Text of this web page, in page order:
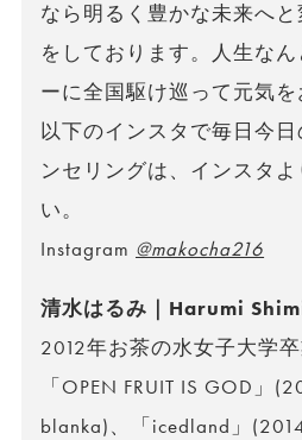
なら明るく豊かな未来へ
をしております。人生な
ーに全国駆け巡って元気を
以下のインスタで毎日今
ンセリングは、インスタ
い。
Instagram @makocha216
清水はるみ｜Harumi
2012年お茶の水女子大学
「OPEN FRUIT IS GOD」
blanka)、「icedland」